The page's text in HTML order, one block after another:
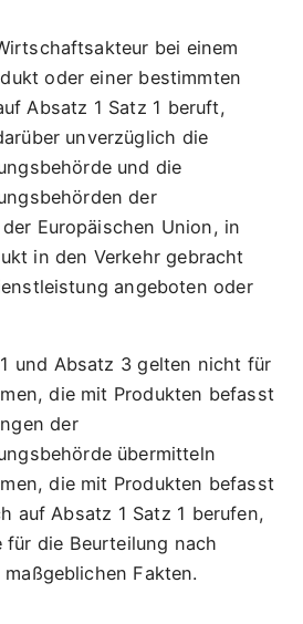
bei einem
oder einer bestimmten
Absatz 1 Satz 1 beruft,
unverzüglich die
und die
der
Europäischen Union, in
in den Verkehr gebracht
angeboten oder
und Absatz 3 gelten nicht für
die mit Produkten befasst
der
übermitteln
die mit Produkten befasst
auf Absatz 1 Satz 1 berufen,
für die Beurteilung nach
Fakten.